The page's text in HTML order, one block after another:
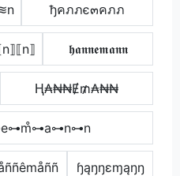
ђคภภє๓คภภ
𝖍𝖆𝖓𝖓𝖊𝖒𝖆𝖓𝖓
Ⱨ₳₦₦Ɇ₥₳₦₦
ɧąŋŋɛɱąŋŋ